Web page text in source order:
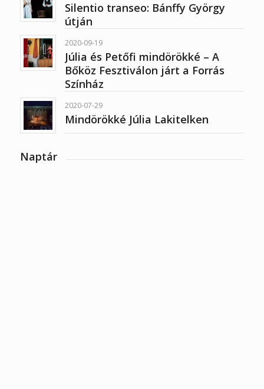
Silentio transeo: Bánffy György
útján
2020-09-19
Júlia és Petőfi mindörökké – A
Bőköz Fesztiválon járt a Forrás
Színház
2020-07-29
Mindörökké Júlia Lakitelken
Naptár